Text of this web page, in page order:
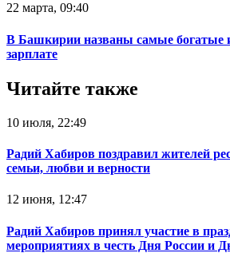
22 марта, 09:40
В Башкирии названы самые богатые
зарплате
Читайте также
10 июля, 22:49
Радий Хабиров поздравил жителей
семьи, любви и верности
12 июня, 12:47
Радий Хабиров принял участие в
мероприятиях в честь Дня России и